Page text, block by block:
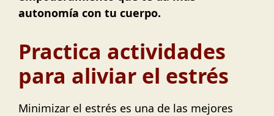
autonomía con tu cuerpo.
Practica actividades
para aliviar el estrés
Minimizar el estrés es una de las mejores